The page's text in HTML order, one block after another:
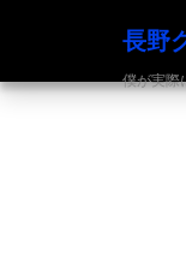
長野
僕が実際